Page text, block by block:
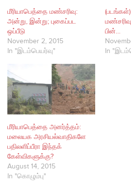
மீரியாபெத்தை மண்சரிவு:
அன்று, இன்று; புகைப்பட
ஒப்பீடு
November 2, 2015
In "இடம்பெயர்வு"
பின்…
In
மீரியாபெத்தை அனர்த்தம்:
மலையக அரசியல்வாதிகளே
பதிலளிப்பீரா இந்தக்
கேள்விகளுக்கு?
August 14, 2015
In "கொழும்பு"